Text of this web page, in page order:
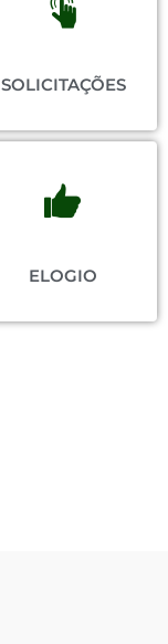
SOLICITAÇÕES
ELOGIO